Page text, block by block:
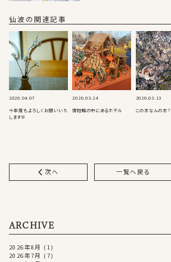
仙波の関連記事
2026.04.07
今年度もよろしくお願いいた
します🌸
2026.03.24
博物館の中にあるホテル
2026.03.13
この木なんの木？
次へ 一覧へ戻る
ARCHIVE
2026年8月 (1)
2026年7月 (7)